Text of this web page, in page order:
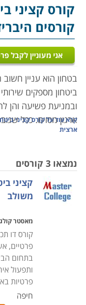
קורס קציני
קורסים
אני מעוניין לקבל
בטחון הוא עניין
ביטחון מספקים
ובמניעת פשיעה והן
ארגון מסוים. ככל
באנשי ביטחון מיומנים
נוספים. לכן, היכולת
הסובבים אותו היא
ובכלים העומדים
קורס קציני ביטחון
שמדובר באבטחת
אישים. אלו נדרשים
במרבית המקרים, הם
צבאיות קרביות,
שדה. לחילופין,
כדוגמת משטרה, שב"כ
קרא עוד עלקורס קציני
ארצית
נמצאו 3 קורסים
קציני
משולב
מאסטר
קורס דו
פרטיים,
בתחום
ותפעול
פרטיות
חיפה